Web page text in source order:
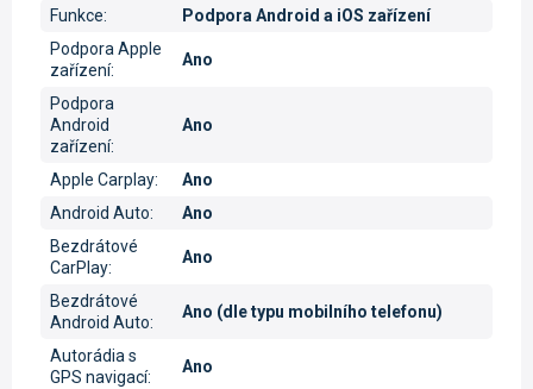
Funkce:
Podpora Android a iOS zařízení
Podpora Apple
zařízení:
Ano
Podpora
Android
zařízení:
Ano
Apple Carplay:
Ano
Android Auto:
Ano
Bezdrátové
CarPlay:
Ano
Bezdrátové
Android Auto:
Ano (dle typu mobilního telefonu)
Autorádia s
GPS navigací:
Ano